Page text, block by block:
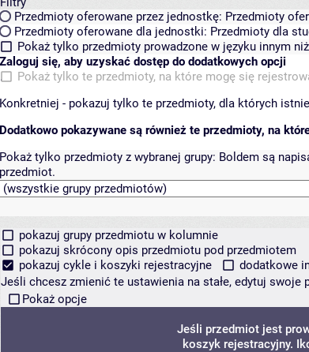
Przedmioty oferowane przez jednostkę: Przedmioty
Przedmioty oferowane dla jednostki: Przedmioty dla
Pokaż tylko przedmioty prowadzone w języku innym
Zaloguj się, aby uzyskać dostęp do dodatkowych opcji
Pokaż tylko te przedmioty, na które mogę się
Konkretniej - pokazuj tylko te przedmioty, dla których
Dodatkowo pokazywane są również te przedmioty, na
Pokaż tylko przedmioty z wybranej grupy: Boldem są
przedmiot.
pokazuj grupy przedmiotu w kolumnie
pokazuj skrócony opis przedmiotu pod przedmiotem
pokazuj cykle i koszyki rejestracyjne
dodatkowe
Jeśli chcesz zmienić te ustawienia na stałe, edytuj swoje
Pokaż opcje
Jeśli przedmiot jest
koszyk rejestracyjny.